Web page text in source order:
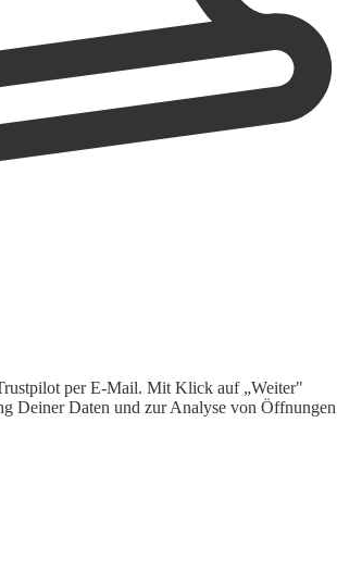
per E-Mail. Mit Klick auf „Weiter"
Deiner Daten und zur Analyse von Öffnungen